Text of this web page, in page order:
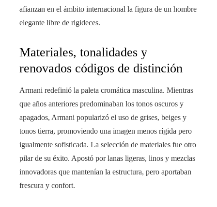
afianzan en el ámbito internacional la figura de un hombre
elegante libre de rigideces.
Materiales, tonalidades y
renovados códigos de distinción
Armani redefinió la paleta cromática masculina. Mientras
que años anteriores predominaban los tonos oscuros y
apagados, Armani popularizó el uso de grises, beiges y
tonos tierra, promoviendo una imagen menos rígida pero
igualmente sofisticada. La selección de materiales fue otro
pilar de su éxito. Apostó por lanas ligeras, linos y mezclas
innovadoras que mantenían la estructura, pero aportaban
frescura y confort.